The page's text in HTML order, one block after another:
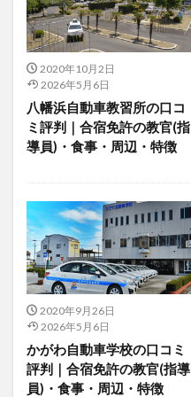
2020年10月2日
2026年5月6日
八幡浜自動車教習所の口コ
ミ評判｜合宿免許の教官(指
導員)・食事・周辺・特徴
2020年9月26日
2026年5月6日
かがわ自動車学校の口コミ
評判｜合宿免許の教官(指導
員)・食事・周辺・特徴